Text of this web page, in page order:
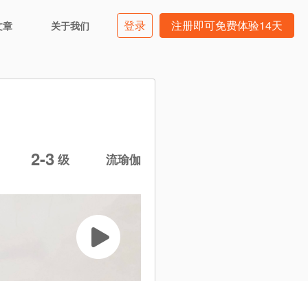
章 关于我们 登录 注册即可免费体验14天
2-3 级 流瑜伽